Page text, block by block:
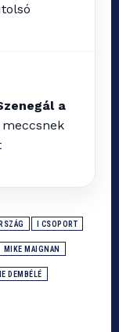
a
meccsnek
I CSOPORT
MIKE MAIGNAN
DEMBÉLÉ